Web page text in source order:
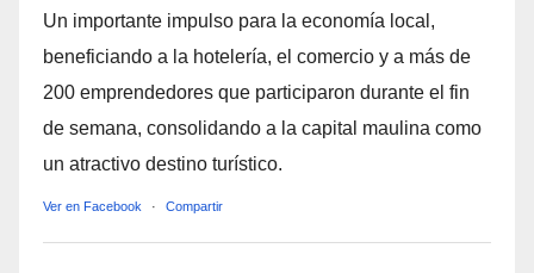
Un importante impulso para la economía local,
beneficiando a la hotelería, el comercio y a más de
200 emprendedores que participaron durante el fin
de semana, consolidando a la capital maulina como
un atractivo destino turístico.
Ver en Facebook · Compartir